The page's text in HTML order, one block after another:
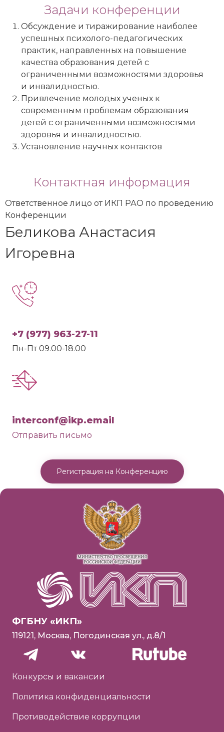
Задачи конференции
Обсуждение и тиражирование наиболее
успешных психолого-педагогических
практик, направленных на повышение
качества образования детей с
ограниченными возможностями здоровья
и инвалидностью.
Привлечение молодых ученых к
современным проблемам образования
детей с ограниченными возможностями
здоровья и инвалидностью.
Установление научных контактов
Контактная информация
Ответственное лицо от ИКП РАО по проведению
Конференции
Беликова Анастасия
Игоревна
+7 (977) 963-27-11
Пн-Пт 09.00-18.00
interconf@ikp.email
Отправить письмо
Регистрация на Конференцию
ФГБНУ «ИКП»
119121, Москва, Погодинская ул., д.8/1
Конкурсы и вакансии
Политика конфиденциальности
Противодействие коррупции